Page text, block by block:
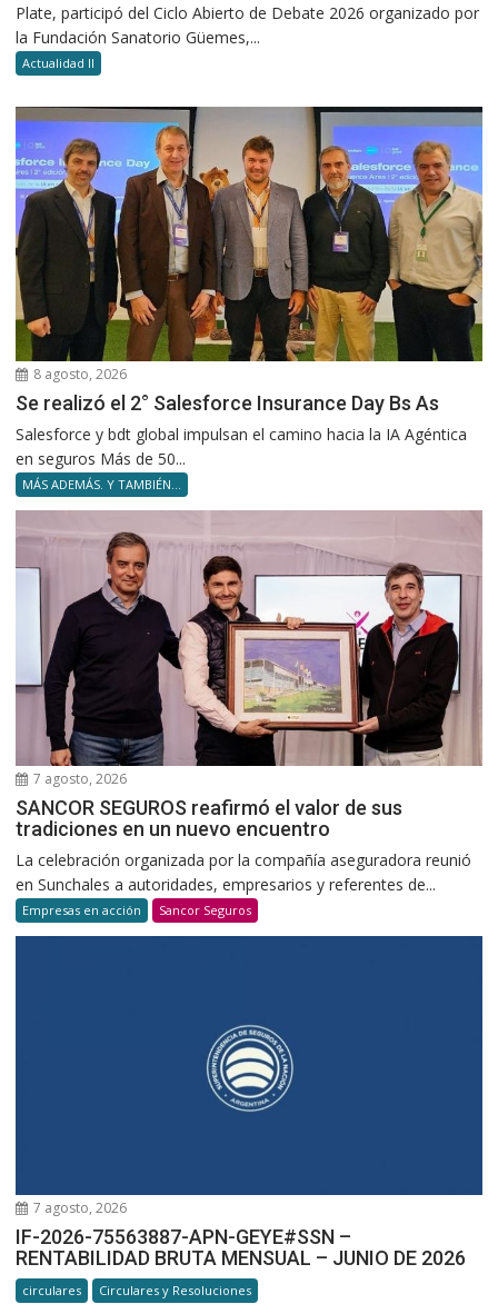
Plate, participó del Ciclo Abierto de Debate 2026 organizado por
la Fundación Sanatorio Güemes,...
Actualidad II
8 agosto, 2026
Se realizó el 2° Salesforce Insurance Day Bs As
Salesforce y bdt global impulsan el camino hacia la IA Agéntica
en seguros Más de 50...
MÁS ADEMÁS. Y TAMBIÉN...
7 agosto, 2026
SANCOR SEGUROS reafirmó el valor de sus
tradiciones en un nuevo encuentro
La celebración organizada por la compañía aseguradora reunió
en Sunchales a autoridades, empresarios y referentes de...
Empresas en acción Sancor Seguros
7 agosto, 2026
IF-2026-75563887-APN-GEYE#SSN –
RENTABILIDAD BRUTA MENSUAL – JUNIO DE 2026
circulares Circulares y Resoluciones